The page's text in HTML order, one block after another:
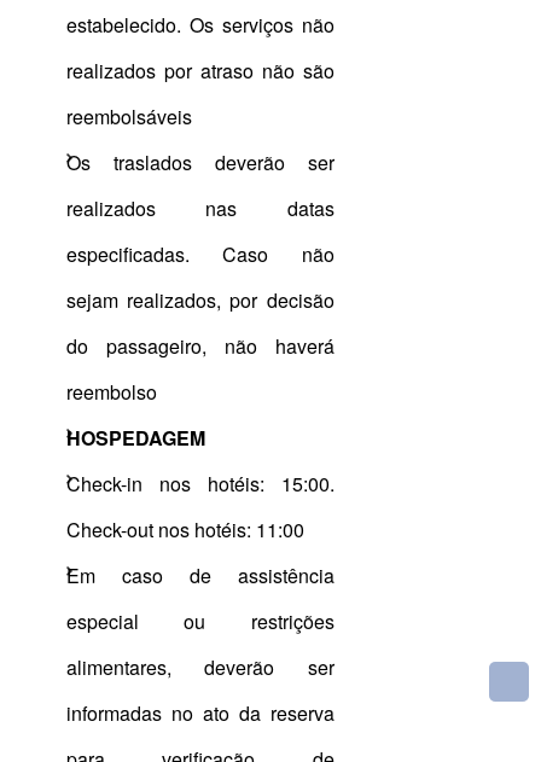
estabelecido. Os serviços não
realizados por atraso não são
reembolsáveis
Os traslados deverão ser
realizados nas datas
especificadas. Caso não
sejam realizados, por decisão
do passageiro, não haverá
reembolso
HOSPEDAGEM
Check-in nos hotéis: 15:00.
Check-out nos hotéis: 11:00
Em caso de assistência
especial ou restrições
alimentares, deverão ser
informadas no ato da reserva